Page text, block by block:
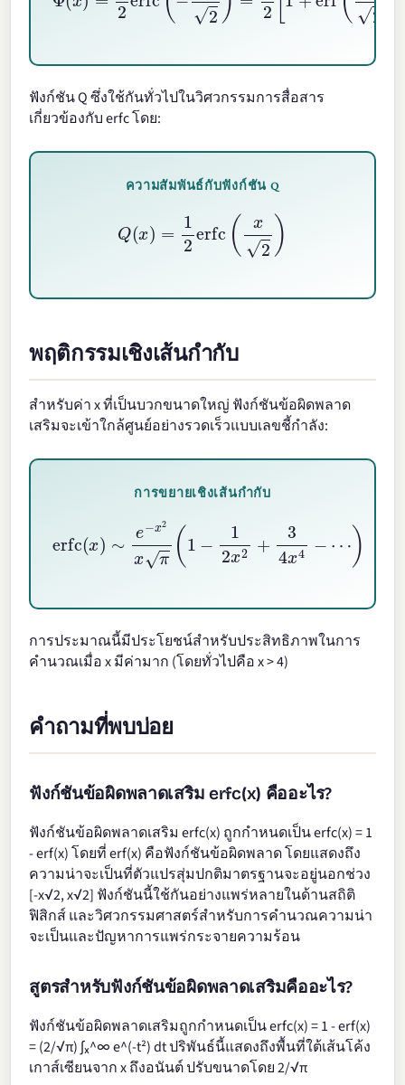
ฟังก์ชัน Q ซึ่งใช้กันทั่วไปในวิศวกรรมการสื่อสาร
เกี่ยวข้องกับ erfc โดย:
ความสัมพันธ์กับฟังก์ชัน Q
=1 (x 2)
พฤติกรรมเชิงเส้นกำกับ
สำหรับค่า x ที่เป็นบวกขนาดใหญ่ ฟังก์ชันข้อผิดพลาด
เสริมจะเข้าใกล้ศูนย์อย่างรวดเร็วแบบเลขชี้กำลัง:
การขยายเชิงเส้นกำกับ
∼e− 2 1 4x
⋯ )as ∞
การประมาณนี้มีประโยชน์สำหรับประสิทธิภาพในการ
คำนวณเมื่อ x มีค่ามาก (โดยทั่วไปคือ x > 4)
คำถามที่พบบ่อย
ฟังก์ชันข้อผิดพลาดเสริม erfc(x) คืออะไร?
ฟังก์ชันข้อผิดพลาดเสริม erfc(x) ถูกกำหนดเป็น erfc(x) = 1
- erf(x) โดยที่ erf(x) คือฟังก์ชันข้อผิดพลาด โดยแสดงถึง
ความน่าจะเป็นที่ตัวแปรสุ่มปกติมาตรฐานจะอยู่นอกช่วง
[-x√2, x√2] ฟังก์ชันนี้ใช้กันอย่างแพร่หลายในด้านสถิติ
ฟิสิกส์ และวิศวกรรมศาสตร์สำหรับการคำนวณความน่า
จะเป็นและปัญหาการแพร่กระจายความร้อน
สูตรสำหรับฟังก์ชันข้อผิดพลาดเสริมคืออะไร?
ฟังก์ชันข้อผิดพลาดเสริมถูกกำหนดเป็น erfc(x) = 1 - erf(x)
= (2/√π) ∫ₓ^∞ e^(-t²) dt ปริพันธ์นี้แสดงถึงพื้นที่ใต้เส้นโค้ง
เกาส์เซียนจาก x ถึงอนันต์ ปรับขนาดโดย 2/√π